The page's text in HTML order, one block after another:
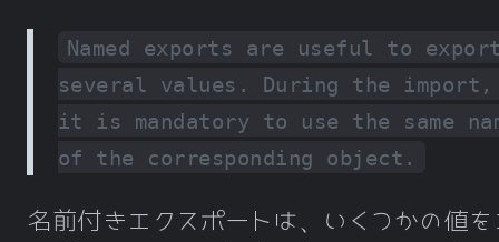
Named exports are useful to
several values. During the
it is mandatory to use the same
of the corresponding object.
名前付きエクスポートは、いくつかの値を